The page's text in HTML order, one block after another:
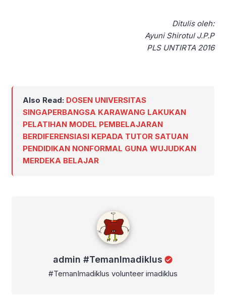
Ditulis oleh:
Ayuni Shirotul J.P.P
PLS UNTIRTA 2016
Also Read: DOSEN UNIVERSITAS
SINGAPERBANGSA KARAWANG LAKUKAN
PELATIHAN MODEL PEMBELAJARAN
BERDIFERENSIASI KEPADA TUTOR SATUAN
PENDIDIKAN NONFORMAL GUNA WUJUDKAN
MERDEKA BELAJAR
admin #TemanImadiklus
#TemanImadiklus volunteer imadiklus